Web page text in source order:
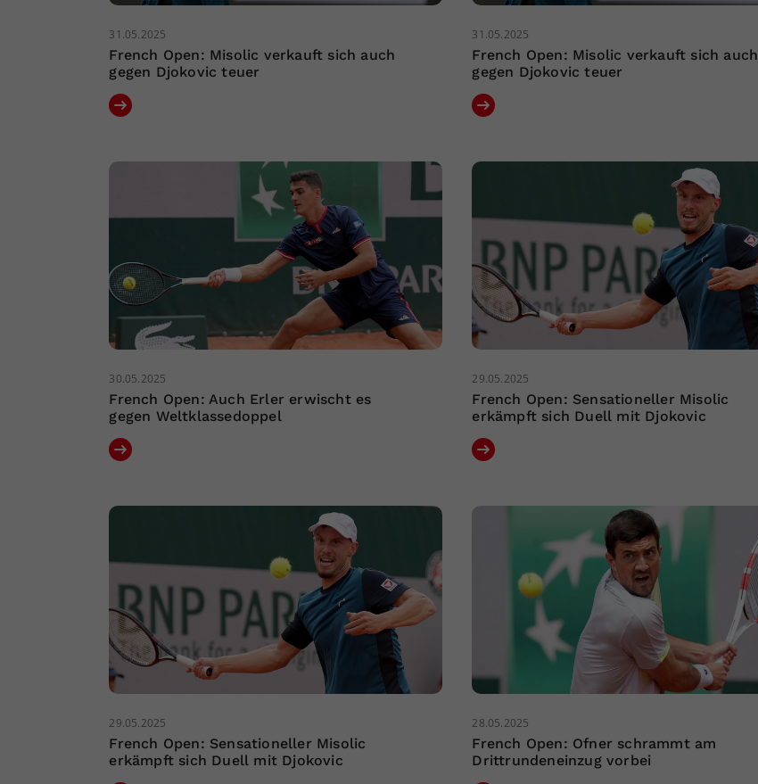
31.05.2025
French Open: Misolic verkauft sich auch
gegen Djokovic teuer
31.05.2025
French Open: Misolic verkauft sich auch
gegen Djokovic teuer
30.05.2025
French Open: Auch Erler erwischt es
gegen Weltklassedoppel
29.05.2025
French Open: Sensationeller Misolic
erkämpft sich Duell mit Djokovic
29.05.2025
French Open: Sensationeller Misolic
erkämpft sich Duell mit Djokovic
28.05.2025
French Open: Ofner schrammt am
Drittrundeneinzug vorbei